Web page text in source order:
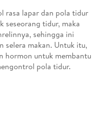
rasa lapar dan pola tidur
seseorang tidur, maka
sehingga ini
selera makan. Untuk itu,
hormon untuk membantu
pola tidur.